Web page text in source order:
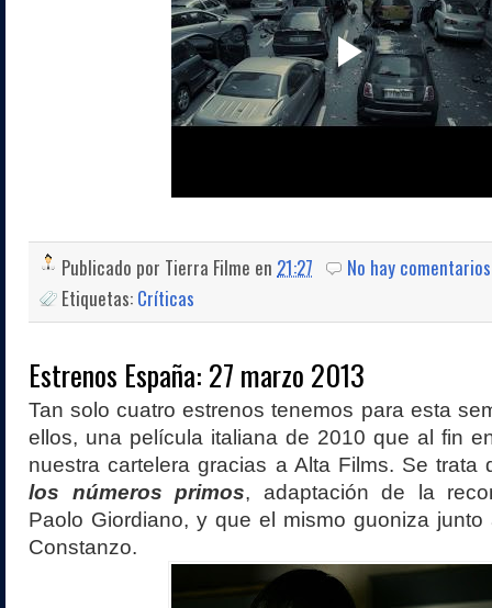
Publicado por Tierra Filme en 21:27
No hay
Etiquetas: Críticas
Estrenos España: 27 marzo 2013
Tan solo cuatro estrenos tenemos para esta
ellos, una película italiana de 2010 que al fin
nuestra cartelera gracias a Alta Films. Se trata
los números primos, adaptación de la
Paolo Giordiano, y que el mismo guoniza junto
Constanzo.